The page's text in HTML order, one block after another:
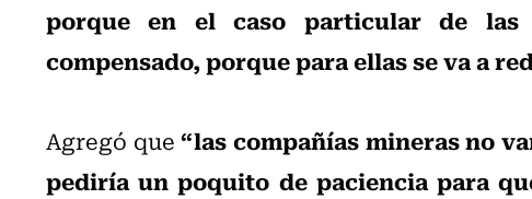
porque en el caso particular de
compensado, porque para ellas se va a
Agregó que“las compañías mineras no
pediría un poquito de paciencia para